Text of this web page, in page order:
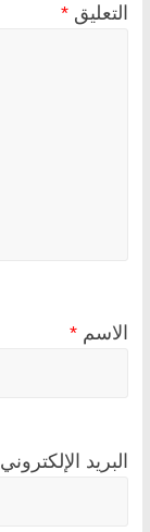
التعليق *
الاسم *
البريد الإلكتروني